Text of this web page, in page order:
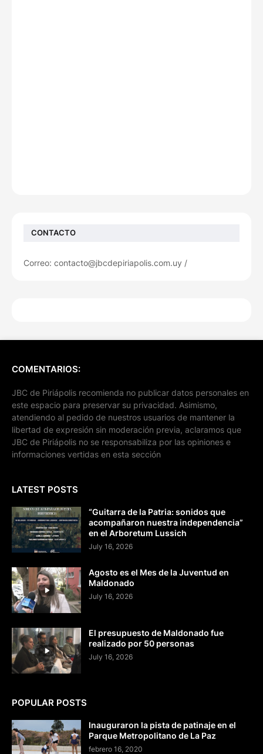
CONTACTO
Correo: contacto@jbcdepiriapolis.com.uy /
COMENTARIOS:
JBC de Piriápolis recomienda no publicar datos personales en
este espacio para preservar su privacidad. Asimismo,
atendiendo al pedido de nuestros usuarios de mantener la
libertad de expresión sin moderación previa, aclaramos que
JBC de Piriápolis no se responsabiliza por las opiniones e
informaciones vertidas en esta sección
LATEST POSTS
“Guitarra de la Patria: sonidos que
acompañaron nuestra independencia”
en el Arboretum Lussich
July 16, 2026
Agosto es el Mes de la Juventud en
Maldonado
July 16, 2026
El presupuesto de Maldonado fue
realizado por 50 personas
July 16, 2026
POPULAR POSTS
Inauguraron la pista de patinaje en el
Parque Metropolitano de La Paz
febrero 16, 2020